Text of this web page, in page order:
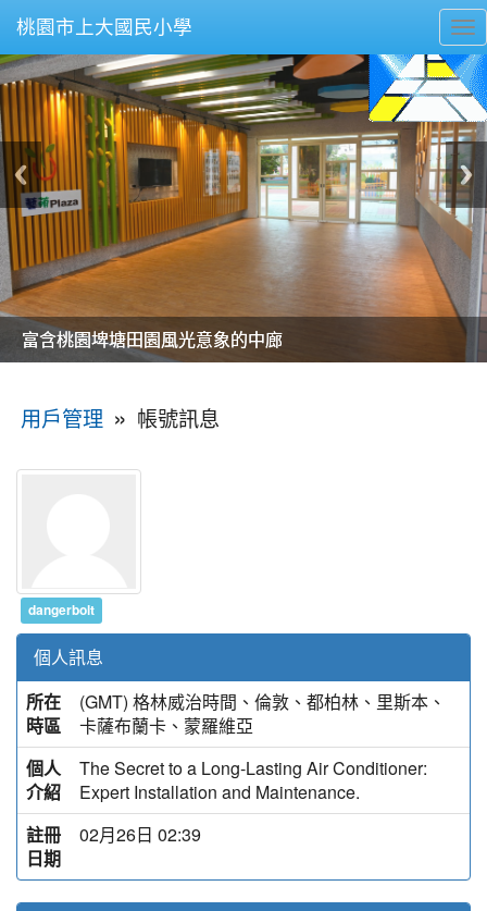
桃園市上大國民小學
美麗的操場是我們活力的來源
美麗的操場是我們活力的來源
煥然一新的小司令台
煥然一新的小司令台
富含桃園埤塘田園風光意象的中廊
富含桃園埤塘田園風光意象的中廊
嶄新的中庭廣場
嶄新的中庭廣場
水生池生生不息
水生池生生不息
用戶管理 » 帳號訊息
dangerbolt
個人訊息
所在
時區
(GMT) 格林威治時間、倫敦、都柏林、里斯本、
卡薩布蘭卡、蒙羅維亞
個人
介紹
The Secret to a Long-Lasting Air Conditioner:
Expert Installation and Maintenance.
註冊
日期
02月26日 02:39